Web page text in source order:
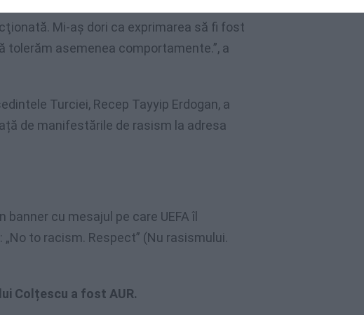
Mi-aş dori ca exprimarea să fi fost
tolerăm asemenea comportamente.”, a
Turciei, Recep Tayyip Erdogan, a
de manifestările de rasism la adresa
cu mesajul pe care UEFA îl
to racism. Respect” (Nu rasismului.
Colțescu a fost AUR.